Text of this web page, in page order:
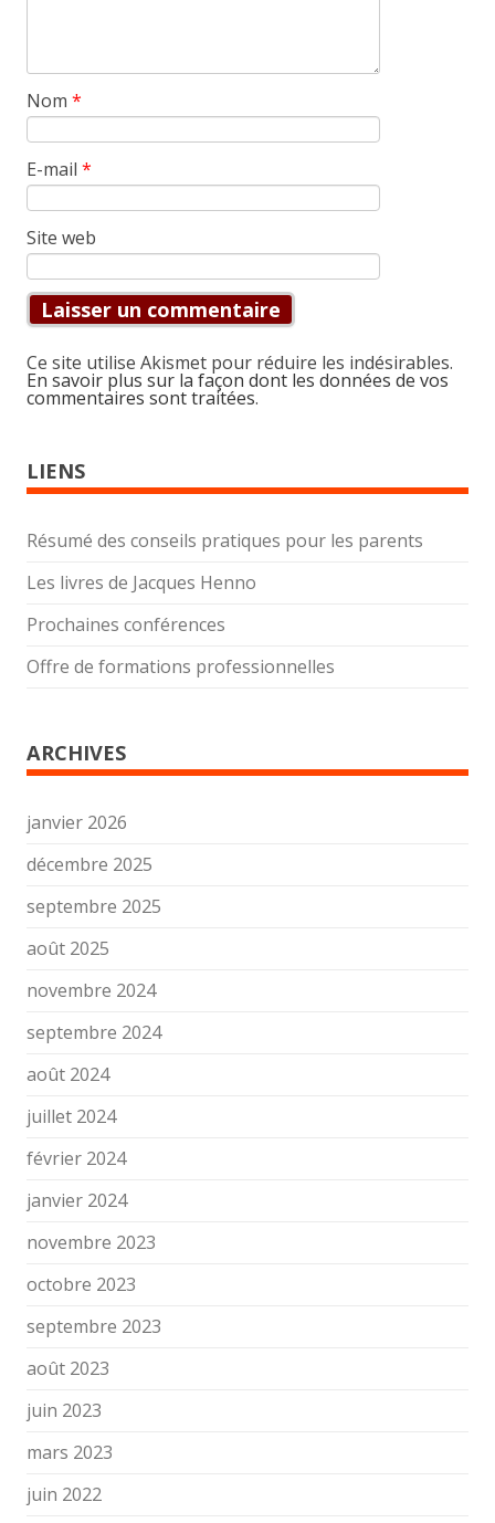
Nom *
E-mail *
Site web
Ce site utilise Akismet pour réduire les indésirables.
En savoir plus sur la façon dont les données de vos
commentaires sont traitées.
LIENS
Résumé des conseils pratiques pour les parents
Les livres de Jacques Henno
Prochaines conférences
Offre de formations professionnelles
ARCHIVES
janvier 2026
décembre 2025
septembre 2025
août 2025
novembre 2024
septembre 2024
août 2024
juillet 2024
février 2024
janvier 2024
novembre 2023
octobre 2023
septembre 2023
août 2023
juin 2023
mars 2023
juin 2022